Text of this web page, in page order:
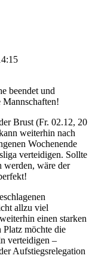
beendet und
Mannschaften!
Brust (Fr. 02.12, 20
weiterhin nach
Wochenende
verteidigen. Sollte
werden, wäre der
allzu viel
einen starken
Platz möchte die
verteidigen –
Aufstiegsrelegation